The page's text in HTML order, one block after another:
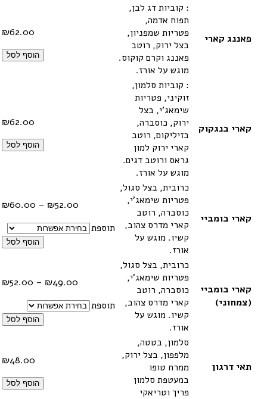
פאננג קארי
: קוביות דג לבן,
תפוח אדמה,
פטריות שמפניון,
בצל ירוק, רוטב
פאננג וקרם קוקוס.
מוגש על אורז.
₪62.00
הוסף לסל
קארי בנגקוק
: קוביות סלמון,
זוקיני, פטריות
שימאג'י, בצל
ירוק, כוסברה,
בזיליקום, רוטב
קארי ירוק למון
גראס ורוטב דגים.
מוגש על אורז.
₪62.00
הוסף לסל
קארי בומביי
כרובית, בצל סגול,
פטריות שימאג'י,
כוסברה, רוטב
קארי מדרס צהוב,
קשיו. מוגש על
אורז.
₪52.00
–
₪60.00
עד
תוספת
הוסף לסל
קארי בומביי
(צמחוני)
כרובית, בצל סגול,
פטריות שימאג'י,
כוסברה, רוטב
קארי מדרס צהוב,
קשיו. מוגש על
אורז.
₪49.00
–
₪52.00
עד
תוספת
הוסף לסל
תאי דרגון
סלמון, בטטה,
מלפפון, בצל ירוק,
ממרח טופו
במעטפת סלמון
פריך וטריאקי
₪48.00
הוסף לסל